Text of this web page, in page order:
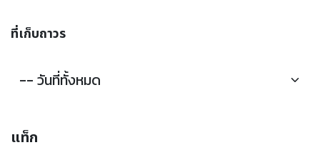
ที่เก็บถาวร
แท็ก